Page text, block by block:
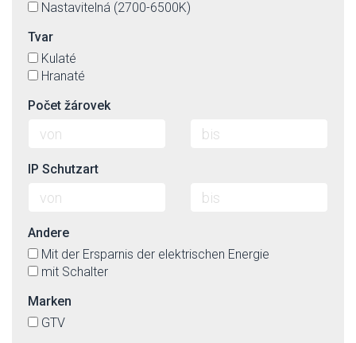
Nastavitelná (2700-6500K)
Tvar
Kulaté
Hranaté
Počet žárovek
IP Schutzart
Andere
Mit der Ersparnis der elektrischen Energie
mit Schalter
Marken
GTV